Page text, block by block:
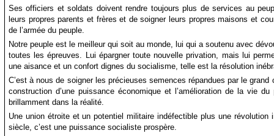
Ses officiers et soldats doivent rendre toujours plus de services au
leurs propres parents et frères et de soigner leurs propres maisons et
de l’armée du peuple.
Notre peuple est le meilleur qui soit au monde, lui qui a soutenu avec
toutes les épreuves. Lui épargner toute nouvelle privation, mais lui
une aisance et un confort dignes du socialisme, telle est la résolution
C’est à nous de soigner les précieuses semences répandues par le
construction d’une puissance économique et l’amélioration de la vie
brillamment dans la réalité.
Une union étroite et un potentiel militaire indéfectible plus une révolution
siècle, c’est une puissance socialiste prospère.